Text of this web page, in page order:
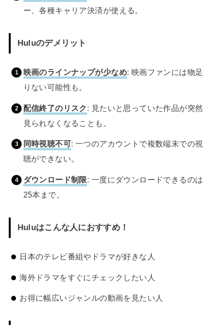
ー、各種キャリア決済が使える。
Huluのデメリット
映画のラインナップが少なめ: 映画ファンには物足
りない可能性も。
配信終了のリスク : 見たいと思っていた作品が突然
見られなくなることも。
同時視聴不可: 一つのアカウントで複数端末での視
聴ができない。
ダウンロード制限: 一度にダウンロードできるのは
25本まで。
Huluはこんな人におすすめ！
日本のテレビ番組やドラマが好きな人
海外ドラマをすぐにチェックしたい人
お得に幅広いジャンルの動画を見たい人